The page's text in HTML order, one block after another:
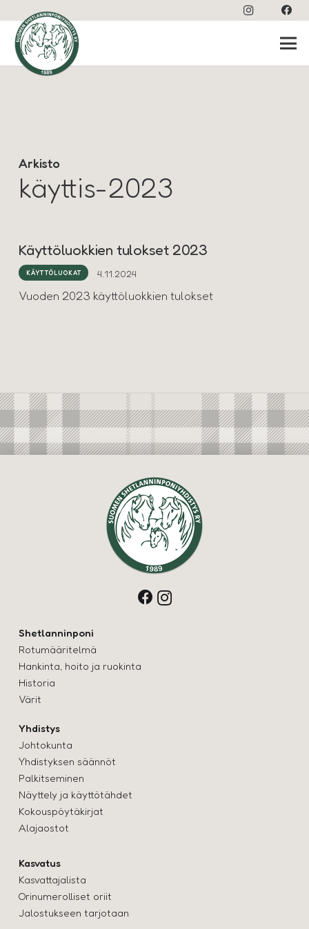
Arkisto
käyttis-2023
Käyttöluokkien tulokset 2023
KÄYTTÖLUOKAT 4.11.2024
Vuoden 2023 käyttöluokkien tulokset
Shetlanninponi
Rotumääritelmä
Hankinta, hoito ja ruokinta
Historia
Värit
Yhdistys
Johtokunta
Yhdistyksen säännöt
Palkitseminen
Näyttely ja käyttötähdet
Kokouspöytäkirjat
Alajaostot
Kasvatus
Kasvattajalista
Orinumerolliset oriit
Jalostukseen tarjotaan